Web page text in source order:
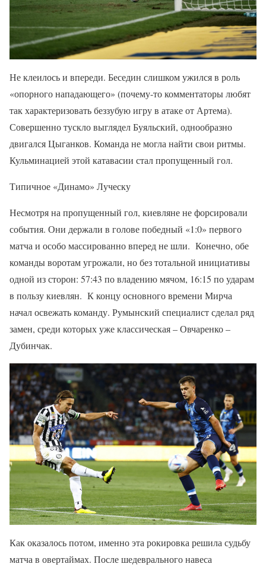
Не клеилось и впереди. Беседин слишком ужился в роль
«опорного нападающего» (почему-то комментаторы любят
так характеризовать беззубую игру в атаке от Артема).
Совершенно тускло выглядел Буяльский, однообразно
двигался Цыганков. Команда не могла найти свои ритмы.
Кульминацией этой катавасии стал пропущенный гол.
Типичное «Динамо» Луческу
Несмотря на пропущенный гол, киевляне не форсировали
события. Они держали в голове победный «1:0» первого
матча и особо массированно вперед не шли. Конечно, обе
команды воротам угрожали, но без тотальной инициативы
одной из сторон: 57:43 по владению мячом, 16:15 по ударам
в пользу киевлян. К концу основного времени Мирча
начал освежать команду. Румынский специалист сделал ряд
замен, среди которых уже классическая – Овчаренко –
Дубинчак.
Как оказалось потом, именно эта рокировка решила судьбу
матча в овертаймах. После шедеврального навеса